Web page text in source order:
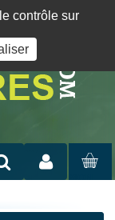
MON
contrôle sur